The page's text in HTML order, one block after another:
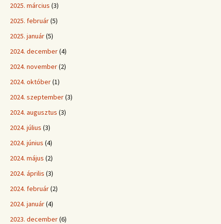
2025. március (3)
2025. február(5)
2025. január(5)
2024. december(4)
2024. november(2)
2024. október(1)
2024. szeptember(3)
2024. augusztus (3)
2024. július (3)
2024. június (4)
2024. május (2)
2024. április (3)
2024. február(2)
2024. január(4)
2023. december(6)